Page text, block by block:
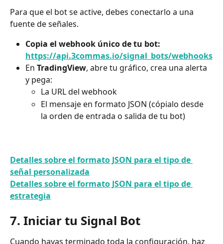
Para que el bot se active, debes conectarlo a una
fuente de señales.
Copia el webhook único de tu bot:
https://api.3commas.io/signal_bots/webhooks
En TradingView, abre tu gráfico, crea una alerta
y pega:
La URL del webhook
El mensaje en formato JSON (cópialo desde
la orden de entrada o salida de tu bot)
Detalles sobre el formato JSON para el tipo de
señal personalizada
Detalles sobre el formato JSON para el tipo de
estrategia
7. Iniciar tu Signal Bot
Cuando hayas terminado toda la configuración, haz